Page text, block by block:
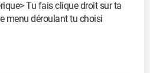
Tu fais clique droit sur ta
menu déroulant tu choisi